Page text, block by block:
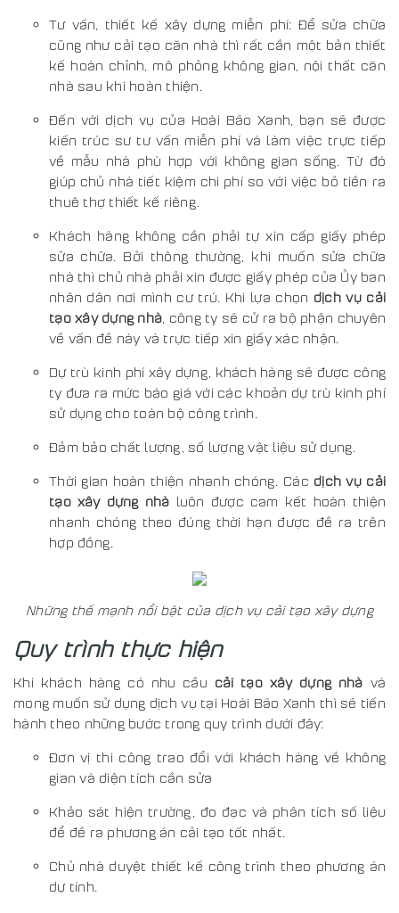
Tư vấn, thiết kế xây dựng miễn phí: Để sửa chữa
cũng như cải tạo căn nhà thì rất cần một bản thiết
kế hoàn chỉnh, mô phỏng không gian, nội thất căn
nhà sau khi hoàn thiện.
Đến với dịch vụ của Hoài Bão Xanh, bạn sẽ được
kiến trúc sư tư vấn miễn phí và làm việc trực tiếp
về mẫu nhà phù hợp với không gian sống. Từ đó
giúp chủ nhà tiết kiệm chi phí so với việc bỏ tiền ra
thuê thợ thiết kế riêng.
Khách hàng không cần phải tự xin cấp giấy phép
sửa chữa. Bởi thông thường, khi muốn sửa chữa
nhà thì chủ nhà phải xin được giấy phép của Ủy ban
nhân dân nơi mình cư trú. Khi lựa chọn dịch vụ cải
tạo xây dựng nhà , công ty sẽ cử ra bộ phận chuyên
về vấn đề này và trực tiếp xin giấy xác nhận.
Dự trù kinh phí xây dựng, khách hàng sẽ được công
ty đưa ra mức báo giá với các khoản dự trù kinh phí
sử dụng cho toàn bộ công trình.
Đảm bảo chất lượng, số lượng vật liệu sử dụng.
Thời gian hoàn thiện nhanh chóng. Các dịch vụ cải
tạo xây dựng nhà luôn được cam kết hoàn thiện
nhanh chóng theo đúng thời hạn được đề ra trên
hợp đồng.
Những thế mạnh nổi bật của dịch vụ cải tạo xây dựng
Quy trình thực hiện
Khi khách hàng có nhu cầu cải tạo xây dựng nhà và
mong muốn sử dụng dịch vụ tại Hoài Bão Xanh thì sẽ tiến
hành theo những bước trong quy trình dưới đây:
Đơn vị thi công trao đổi với khách hàng về không
gian và diện tích cần sửa
Khảo sát hiện trường, đo đạc và phân tích số liệu
để đề ra phương án cải tạo tốt nhất.
Chủ nhà duyệt thiết kế công trình theo phương án
dự tính.